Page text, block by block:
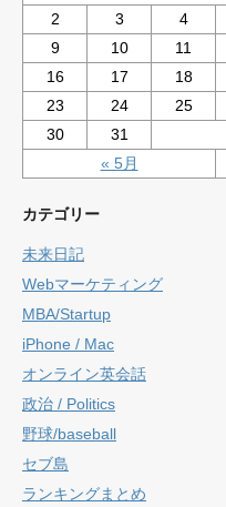
« 5月
2
3 4
9
10 11
16
17 18
23
24 25
30
31
カテゴリー
未来日記
Webマーケティング
MBA/Startup
iPhone / Mac
オンライン英会話
政治 / Politics
野球/baseball
セブ島
ランキングまとめ